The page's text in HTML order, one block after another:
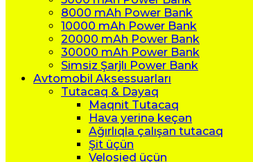
8000 mAh Power Bank
10000 mAh Power Bank
20000 mAh Power Bank
30000 mAh Power Bank
Simsiz Şarjlı Power Bank
Avtomobil Aksessuarları
Tutacaq & Dayaq
Maqnit Tutacaq
Hava yerinə keçən
Ağırlıqla çalışan tutacaq
Şit üçün
Velosied üçün